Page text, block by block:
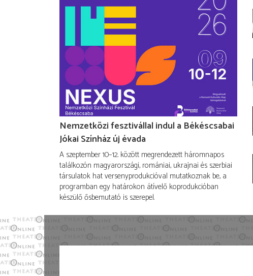
Nemzetközi fesztivállal indul a Békéscsabai
Jókai Színház új évada
A szeptember 10–12. között megrendezett háromnapos
találkozón magyarországi, romániai, ukrajnai és szerbiai
társulatok hat versenyprodukcióval mutatkoznak be, a
programban egy határokon átívelő koprodukcióban
készülő ősbemutató is szerepel.